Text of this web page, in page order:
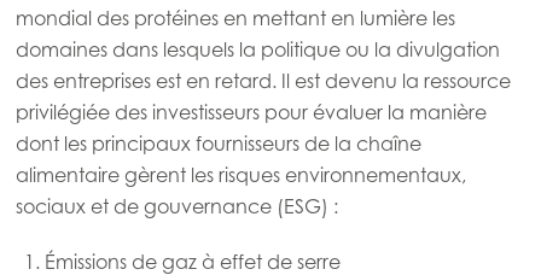
Mowi Turkey
Americas
Mowi Canada East
Mowi Canada West
mondial des protéines en mettant en lumière les
domaines dans lesquels la politique ou la divulgation
des entreprises est en retard. Il est devenu la ressource
privilégiée des investisseurs pour évaluer la manière
dont les principaux fournisseurs de la chaîne
alimentaire gèrent les risques environnementaux,
sociaux et de gouvernance (ESG) :
Émissions de gaz à effet de serre